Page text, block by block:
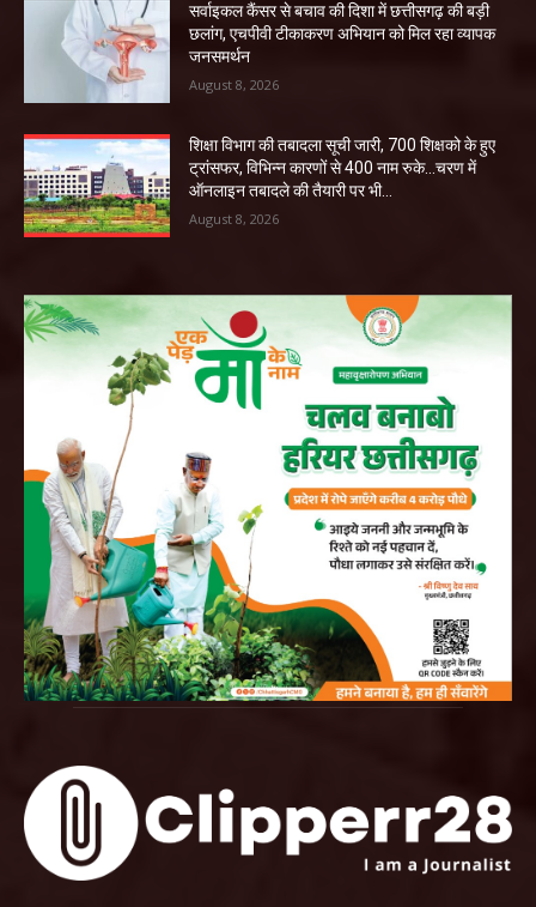
सर्वाइकल कैंसर से बचाव की दिशा में छत्तीसगढ़ की बड़ी
छलांग, एचपीवी टीकाकरण अभियान को मिल रहा व्यापक
जनसमर्थन
August 8, 2026
शिक्षा विभाग की तबादला सूची जारी, 700 शिक्षको के हुए
ट्रांसफर, विभिन्न कारणों से 400 नाम रुके…चरण में
ऑनलाइन तबादले की तैयारी पर भी...
August 8, 2026